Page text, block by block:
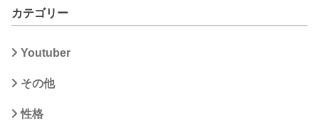
カテゴリー
Youtuber
その他
性格